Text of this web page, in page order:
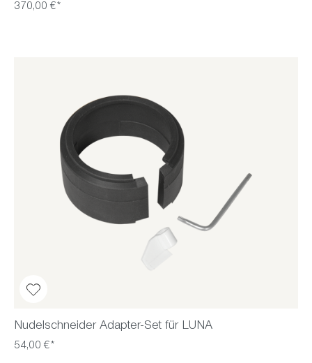
370,00 €*
Nudelschneider Adapter-Set für LUNA
54,00 €*